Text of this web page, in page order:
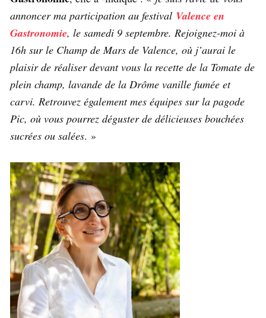
annoncer ma participation au festival Valence en
Gastronomie, le samedi 9 septembre. Rejoignez-moi à
16h sur le Champ de Mars de Valence, où j’aurai le
plaisir de réaliser devant vous la recette de la Tomate de
plein champ, lavande de la Drôme vanille fumée et
carvi. Retrouvez également mes équipes sur la pagode
Pic, où vous pourrez déguster de délicieuses bouchées
sucrées ou salées. »